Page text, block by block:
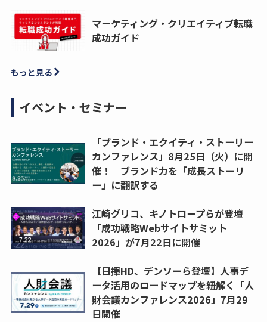
マーケティング・クリエイティブ転職
成功ガイド
もっと見る
イベント・セミナー
「ブランド・エクイティ・ストーリー
カンファレンス」8月25日（火）に開
催！ ブランド力を「成長ストーリ
ー」に翻訳する
江崎グリコ、キノトロープらが登壇
「成功戦略Webサイトサミット
2026」が7月22日に開催
【日揮HD、デンソーら登壇】人事デ
ータ活用のロードマップを紐解く「人
財会議カンファレンス2026」7月29
日開催